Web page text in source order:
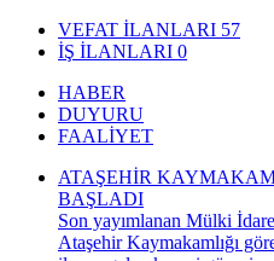
VEFAT İLANLARI 57
İŞ İLANLARI 0
HABER
DUYURU
FAALİYET
ATAŞEHİR
BAŞLADI
Son yayımlanan Mülki
Ataşehir Kaymakamlığı